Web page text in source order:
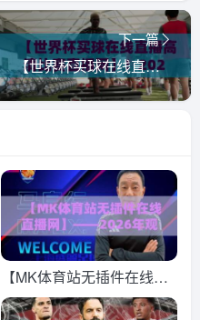
下一篇
【世界杯买球在线直播高清比赛直播网】！2026年看球新姿势，你选对平台了吗？
【MK体育站无插件在线直
播网】——2026年观赛新